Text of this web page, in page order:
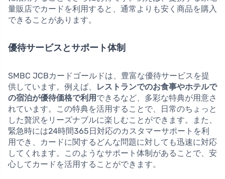
量販店でカードを利用すると、通常よりも安く商品を購入
できることがあります。
優待サービスとサポート体制
SMBC JCBカードゴールドは、豊富な優待サービスを提
供しています。例えば、
レストランでのお食事やホテルで
の宿泊が優待価格で利用 できるなど、多彩な特典が用意さ
れています。この特典を活用することで、日常のちょっと
した贅沢をリーズナブルに楽しむことができます。また、
緊急時には24時間365日対応のカスタマーサポートを利
用でき、カードに関するどんな問題に対しても迅速に対応
してくれます。このようなサポート体制があることで、安
心してカードを活用することができます。